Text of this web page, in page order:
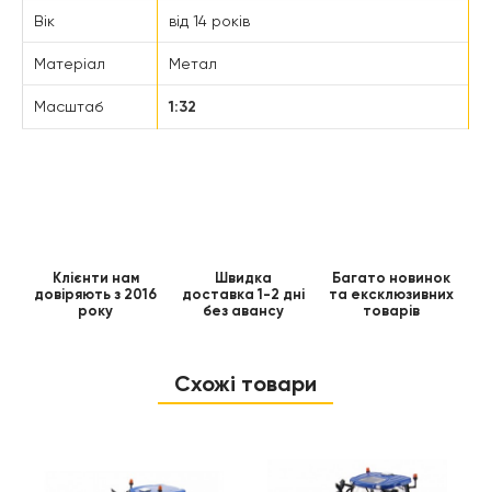
Вік від 14 років
Матеріал Метал
Масштаб 1:32
Клієнти нам
довіряють з 2016
року
Швидка
доставка 1-2 дні
без авансу
Багато новинок
та ексклюзивних
товарів
Схожі товари